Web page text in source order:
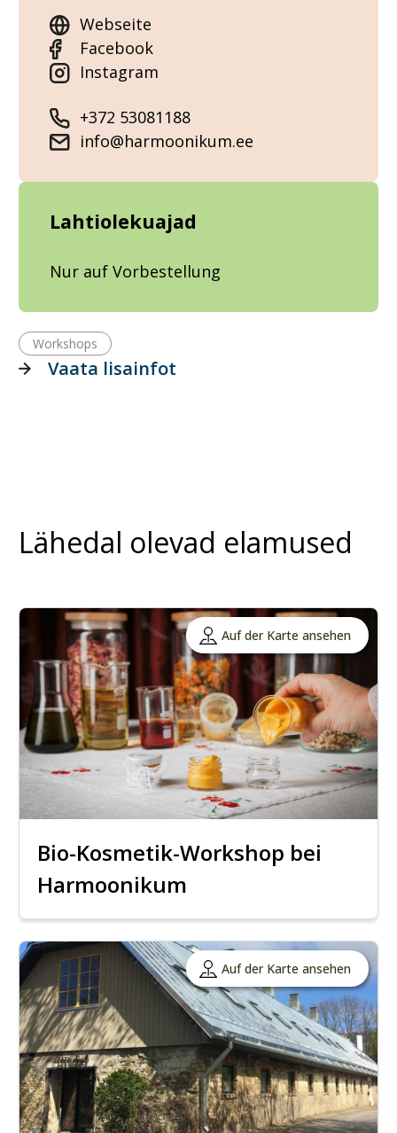
Webseite
Facebook
Instagram
+372 53081188
info@harmoonikum.ee
Lahtiolekuajad
Nur auf Vorbestellung
Workshops
Vaata lisainfot
Lähedal olevad elamused
Auf der Karte ansehen
Bio-Kosmetik-Workshop bei
Harmoonikum
Auf der Karte ansehen